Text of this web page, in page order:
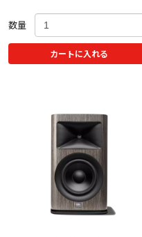
数量
カートに入れる